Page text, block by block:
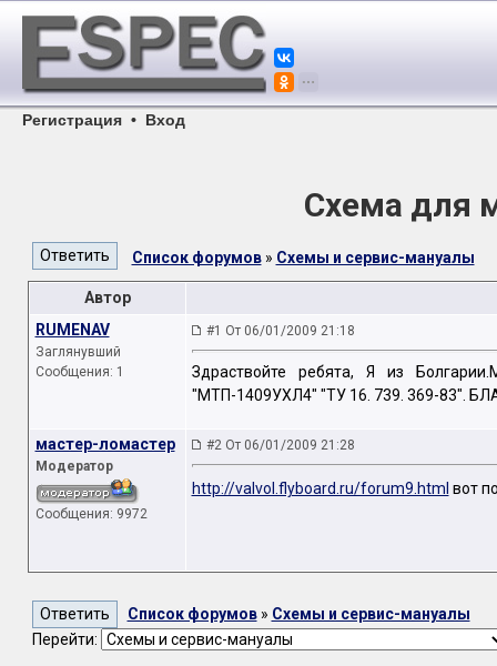
Регистрация • Вход
Схема для
Список форумов» Схемы и сервис-мануалы
Автор
RUMENAV
Заглянувший
Сообщения: 1
#1 От 06/01/2009 21:18
Здраствойте ребята, Я из
"МТП-1409УХЛ4" "ТУ 16. 739. 369-83".
мастер-ломастер
Модератор
Сообщения: 9972
#2 От 06/01/2009 21:28
http://valvol.flyboard.ru/forum9.html вот
Список форумов» Схемы и сервис-мануалы
Перейти: